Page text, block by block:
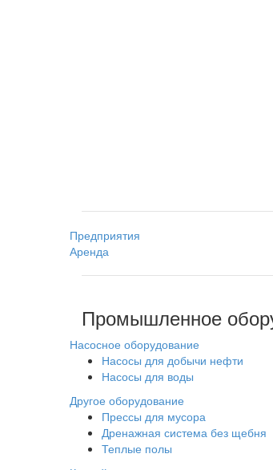
Предприятия
Аренда
Промышленное
Насосное оборудование
Насосы для добычи нефти
Насосы для воды
Другое оборудование
Прессы для мусора
Дренажная система без щебня
Теплые полы